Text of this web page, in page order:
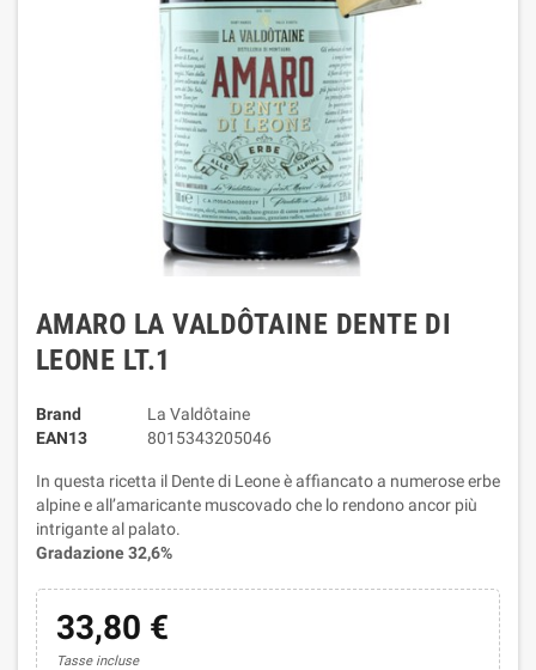
AMARO LA VALDÔTAINE DENTE DI
LEONE LT.1
Brand
La Valdôtaine
EAN13
8015343205046
In questa ricetta il Dente di Leone è affiancato a numerose erbe
alpine e all’amaricante muscovado che lo rendono ancor più
intrigante al palato.
Gradazione 32,6%
33,80 €
Tasse incluse